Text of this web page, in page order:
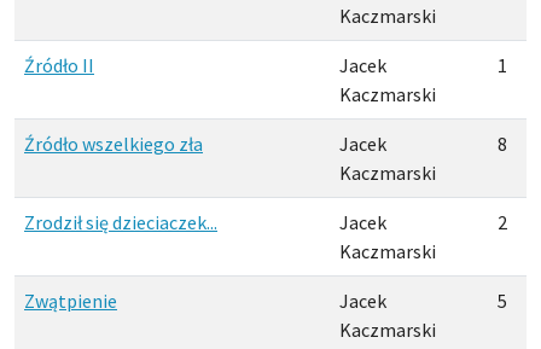
Kaczmarski
Źródło II
Jacek
Kaczmarski
1
Źródło wszelkiego zła
Jacek
Kaczmarski
8
Zrodził się dzieciaczek...
Jacek
Kaczmarski
2
Zwątpienie
Jacek
Kaczmarski
5